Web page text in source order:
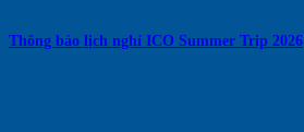
Thông báo lịch nghỉ ICO Summer Trip 2026